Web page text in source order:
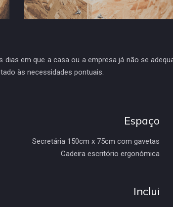
dias em que a casa ou a empresa já não se
às necessidades pontuais.
Espaço
Secretária 150cm x 75cm com gavetas
Cadeira escritório ergonómica
Inclui